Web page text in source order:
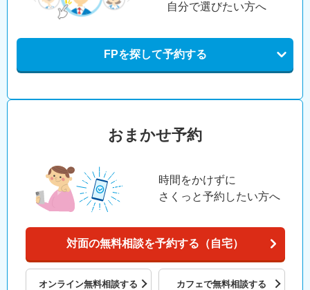
自分で選びたい方へ
FPを探して予約する
おまかせ予約
時間をかけずに
さくっと予約したい方へ
対面の無料相談を予約する（自宅）
オンライン無料相談する カフェで無料相談する